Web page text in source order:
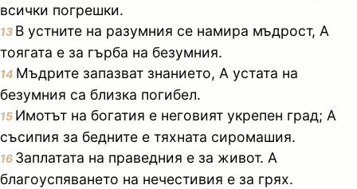
всички погрешки.
13 В устните на разумния се намира мъдрост, А
тоягата е за гърба на безумния.
14 Мъдрите запазват знанието, А устата на
безумния са близка погибел.
15 Имотът на богатия е неговият укрепен град; А
съсипия за бедните е тяхната сиромашия.
16 Заплатата на праведния е за живот. А
благоуспяването на нечестивия е за грях.